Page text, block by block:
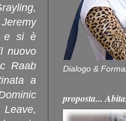
e si è
nuovo
Raab
a
Dialogo &
proposta...